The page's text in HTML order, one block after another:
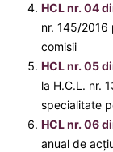
HCL nr. 04
nr. 145/2016
comisii
HCL nr. 05
la H.C.L. nr.
specialitate
HCL nr. 06
anual de